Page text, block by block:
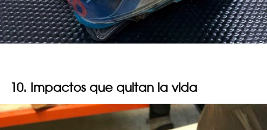
10. Impactos que quitan la vida